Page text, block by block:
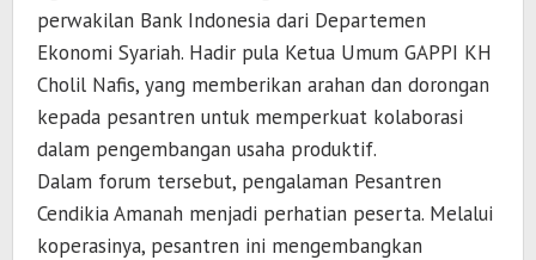
perwakilan Bank Indonesia dari Departemen
Ekonomi Syariah. Hadir pula Ketua Umum GAPPI KH
Cholil Nafis, yang memberikan arahan dan dorongan
kepada pesantren untuk memperkuat kolaborasi
dalam pengembangan usaha produktif.
Dalam forum tersebut, pengalaman Pesantren
Cendikia Amanah menjadi perhatian peserta. Melalui
koperasinya, pesantren ini mengembangkan